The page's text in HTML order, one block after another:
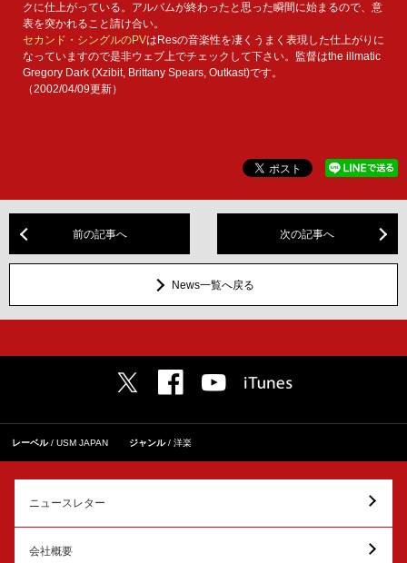
クに仕上がっている。アルバムが終わったと思った瞬間に始まるので、意
表を突かれること請け合い。
セカンド・シングルのPVはResの音楽性を凄くうまく表現した仕上がりに
なっていますので是非ウェブ上でチェックして下さい。監督はthe illmatic
Gregory Dark (Xzibit, Brittany Spears, Outkast)です。
（2002/04/09更新）
前の記事へ 次の記事へ
News一覧へ戻る
レーベル USM JAPAN ジャンル 洋楽
ニュースレター
会社概要